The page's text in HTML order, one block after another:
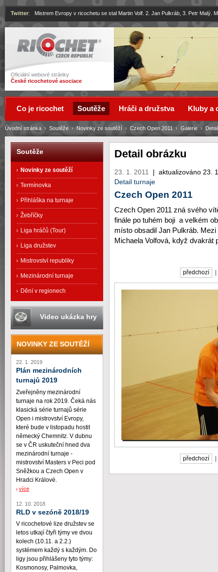
Ricochet
Oficiální webové stránky
České ricochetové asociace
Twitter: Mistrem Evropy v ricochetu se stal Martin Volf. 2. Jan Pulkráb, 3. Petr Malý.
Detail obrázku
23. 1. 2011 | aktualizováno 23.
Detail turnaje
Czech Open 2011
Czech Open 2011 zná svého
finále po tuhém boji a velkém
místo obsadil Jan Pulkráb.
Michaela Volfová, když dvakrát
předchozí
předchozí
Úvodní stránka › Soutěže › Novinky ze soutěží › Czech Open 2011 › Galerie ›
Co je ricochet Soutěže Hráči a družstva Kluby a
Soutěže
Novinky ze soutěží
Termínovka
Přihláška na turnaje
Žebříčky
Liga hráčů (Tour)
Liga družstev
Mistrovství republiky
Mezinárodní turnaje
Dění v regionech
Video ukázka hry
NOVINKY ZE SOUTĚŽÍ
22. 1. 2019
Plán mezinárodních
turnajů 2019
Zveřejněny mezinárodní
turnaje na rok 2019. Čeká nás
klasická série turnajů série
Open i mistrovství Evropy,
které bude v listopadu hostit
německý Chemnitz. V dubnu
se v ČR uskuteční hned dva
mezinárodní turnaje -
mistrovství Masters v Peci pod
Sněžkou a Czech Open v
Hradci Králové.
více
12. 10. 2018
RLD v sezóně 2018/19
V ricochetové lize družstev se
letos utkají čtyři týmy ve dvou
kolech (10.11. a 2.2.)
systémem každý s každým. Do
ligy jsou přihlášeny tyto týmy:
Kosmonosy, Palmovka,